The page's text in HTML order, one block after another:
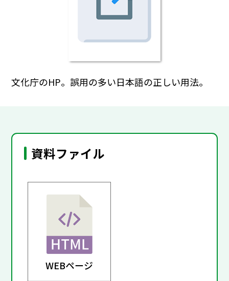
文化庁のHP。誤用の多い日本語の正しい用法。
資料ファイル
WEBページ